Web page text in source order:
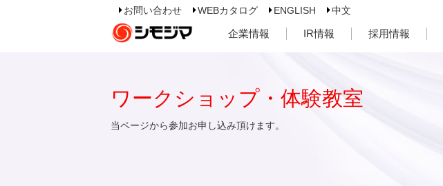
お問い合わせ WEBカタログ ENGLISH 中文
企業情報 IR情報 採用情報
ワークショップ・体験教室
当ページから参加お申し込み頂けます。